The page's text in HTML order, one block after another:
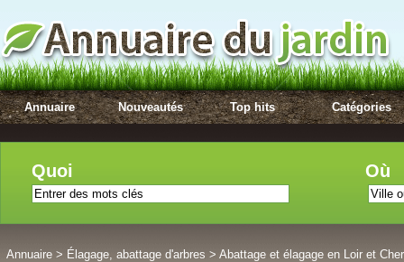
Annuaire Nouveautés Top hits Catégories
Quoi Où
Annuaire > Élagage, abattage d'arbres > Abattage et élagage en Loir et